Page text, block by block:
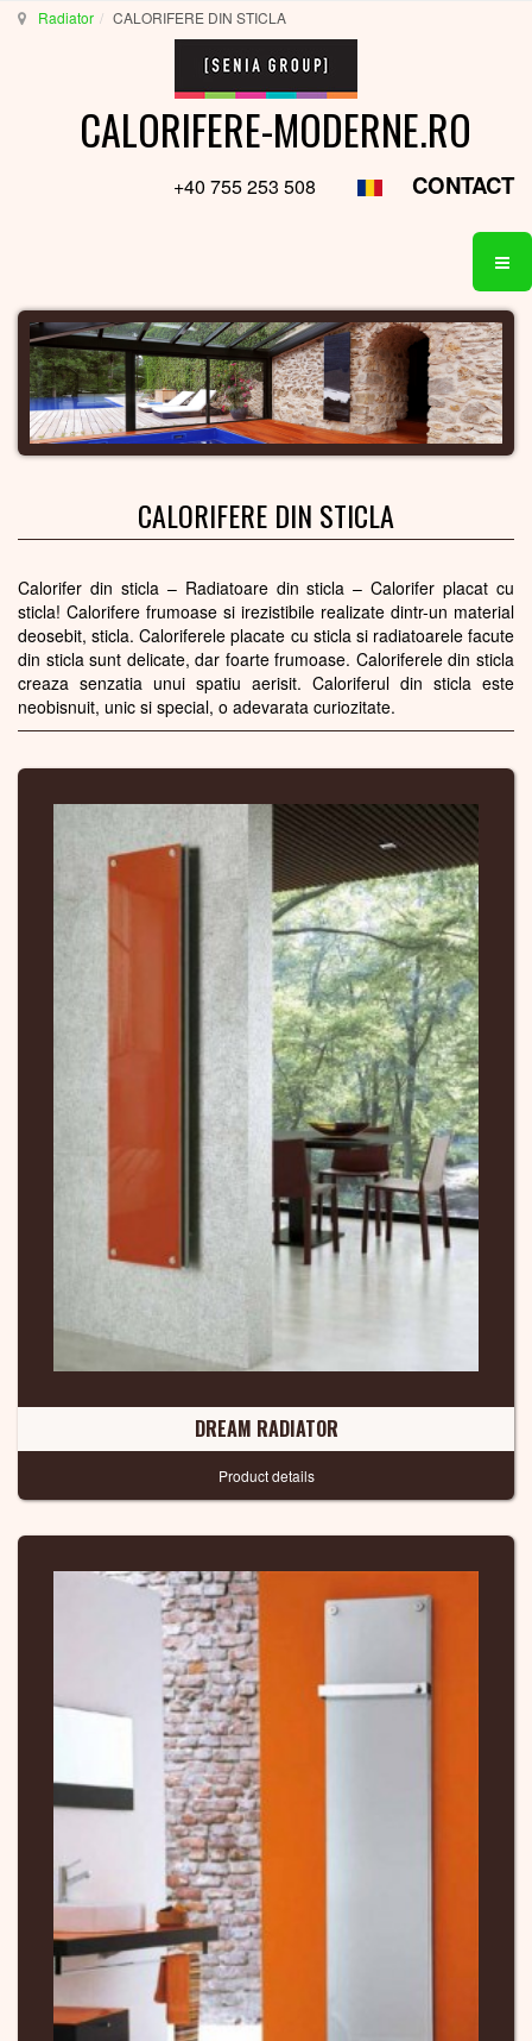
Radiator CALORIFERE DIN STICLA
CALORIFERE-MODERNE.RO
+40 755 253 508 CONTACT
CALORIFERE DIN STICLA
Calorifer din sticla – Radiatoare din sticla – Calorifer placat cu
sticla! Calorifere frumoase si irezistibile realizate dintr-un material
deosebit, sticla. Caloriferele placate cu sticla si radiatoarele facute
din sticla sunt delicate, dar foarte frumoase. Caloriferele din sticla
creaza senzatia unui spatiu aerisit. Caloriferul din sticla este
neobisnuit, unic si special, o adevarata curiozitate.
DREAM RADIATOR
Product details